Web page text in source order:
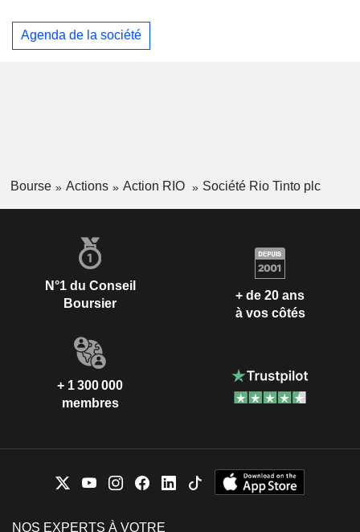
Agenda de la société
Bourse Actions Action RIO Société Rio Tinto plc
N°1 du Conseil
Boursier
+ de 20 ans
à vos côtés
+ 1 300 000
membres
NOS EXPERTS À VOTRE